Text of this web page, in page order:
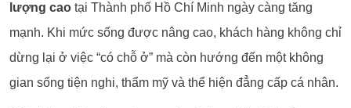
lượng cao tại Thành phố Hồ Chí Minh ngày càng tăng
mạnh. Khi mức sống được nâng cao, khách hàng không chỉ
dừng lại ở việc “có chỗ ở” mà còn hướng đến một không
gian sống tiện nghi, thẩm mỹ và thể hiện đẳng cấp cá nhân.